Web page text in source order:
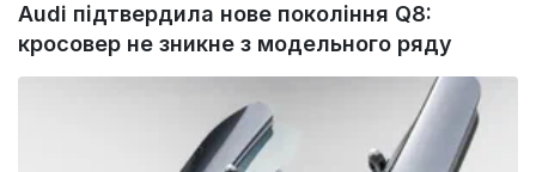
Audi підтвердила нове покоління Q8:
кросовер не зникне з модельного ряду